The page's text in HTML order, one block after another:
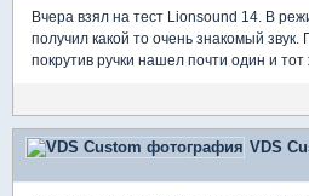
Вчера взял на тест Lionsound 14. В
получил какой то очень знакомый
покрутив ручки нашел почти один и тот
VDS